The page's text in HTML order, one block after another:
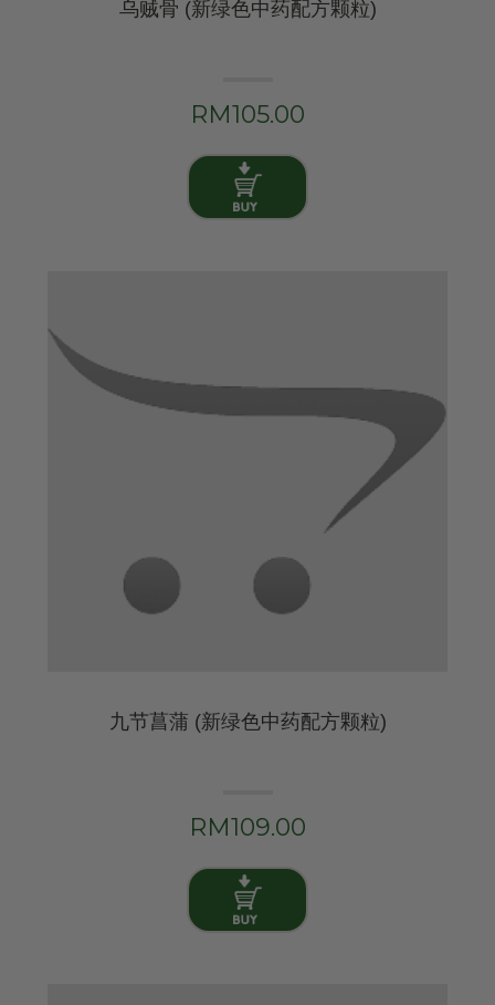
乌贼骨 (新绿色中药配方颗粒)
RM105.00
九节菖蒲 (新绿色中药配方颗粒)
RM109.00